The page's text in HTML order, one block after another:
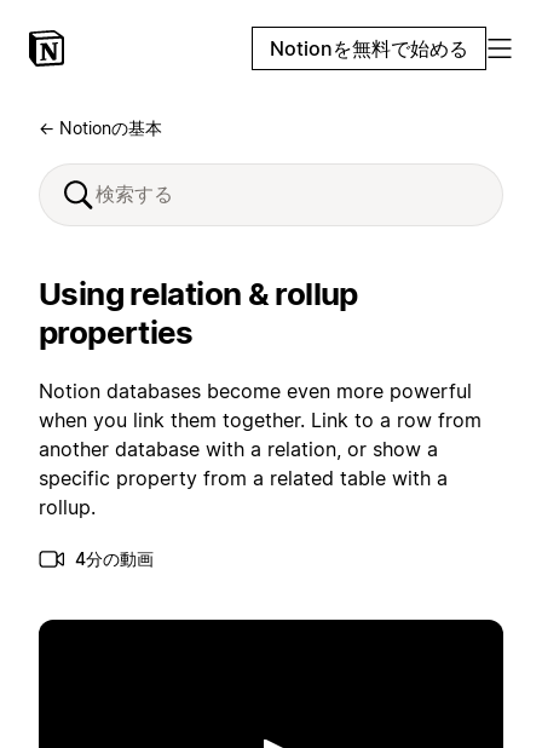
Notionを無料で始める
← Notionの基本
Using relation & rollup
properties
Notion databases become even more powerful
when you link them together. Link to a row from
another database with a relation, or show a
specific property from a related table with a
rollup.
4分の動画